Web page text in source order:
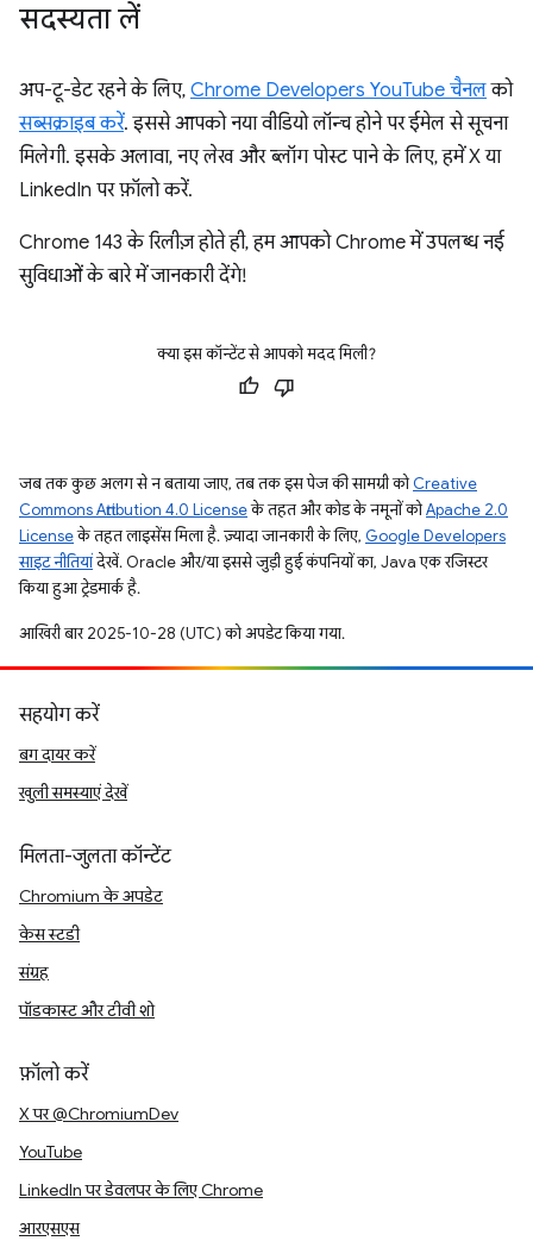
सदस्यता लें
अप-टू-डेट रहने के लिए, Chrome Developers YouTube चैनलको
सब्सक्राइब करें. इससे आपको नया वीडियो लॉन्च होने पर ईमेल से सूचना
मिलेगी. इसके अलावा, नए लेख और ब्लॉग पोस्ट पाने के लिए, हमें X या
LinkedIn पर फ़ॉलो करें.
Chrome 143 के रिलीज़ होते ही, हम आपको Chrome में उपलब्ध नई
सुविधाओं के बारे में जानकारी देंगे!
क्या इस कॉन्टेंट से आपको मदद मिली?
जब तक कुछ अलग से न बताया जाए, तब तक इस पेज की सामग्री कोCreative
Commons Attribution 4.0 Licenseके तहत और कोड के नमूनों कोApache 2.0
Licenseके तहत लाइसेंस मिला है. ज़्यादा जानकारी के लिए, Google Developers
साइट नीतियांदेखें. Oracle और/या इससे जुड़ी हुई कंपनियों का, Java एक रजिस्टर
किया हुआ ट्रेडमार्क है.
आखिरी बार 2025-10-28 (UTC) को अपडेट किया गया.
सहयोग करें
बग दायर करें
खुली समस्याएं देखें
मिलता-जुलता कॉन्टेंट
Chromium के अपडेट
केस स्टडी
संग्रह
पॉडकास्ट और टीवी शो
फ़ॉलो करें
X पर @ChromiumDev
YouTube
LinkedIn पर डेवलपर के लिए Chrome
आरएसएस